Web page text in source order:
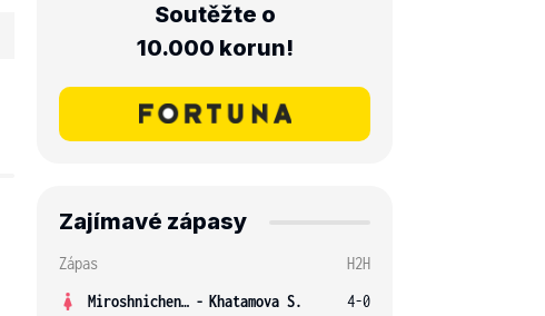
Soutěžte o
10.000 korun!
Zajímavé zápasy
Zápas
H2H
Miroshnichenko V. - Khatamova S.
4-0